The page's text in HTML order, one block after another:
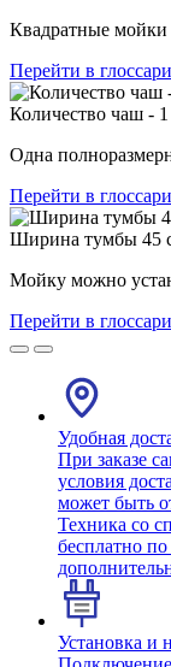
Квадратные
Перейти в
Количество чаш - 1
Одна
Перейти в
Ширина тумбы 45
Мойку можно
Перейти в
Удобная
При заказе
условия
может быть
Техника со
бесплатно
Установка и